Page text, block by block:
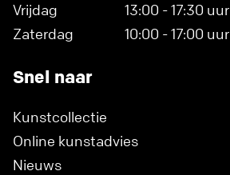
Vrijdag
13:00 - 17:30 uur
Zaterdag
10:00 - 17:00 uur
Snel naar
Kunstcollectie
Online kunstadvies
Nieuws